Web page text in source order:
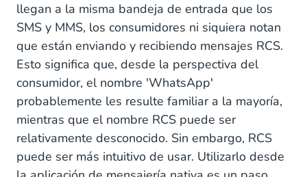
llegan a la misma bandeja de entrada que los
SMS y MMS, los consumidores ni siquiera notan
que están enviando y recibiendo mensajes RCS.
Esto significa que, desde la perspectiva del
consumidor, el nombre 'WhatsApp'
probablemente les resulte familiar a la mayoría,
mientras que el nombre RCS puede ser
relativamente desconocido. Sin embargo, RCS
puede ser más intuitivo de usar. Utilizarlo desde